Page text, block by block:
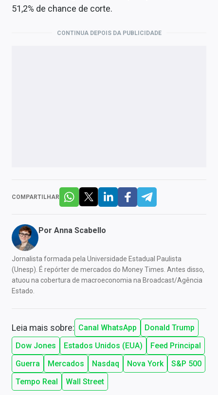
51,2% de chance de corte.
CONTINUA DEPOIS DA PUBLICIDADE
COMPARTILHAR
Por Anna Scabello
Jornalista formada pela Universidade Estadual Paulista
(Unesp). É repórter de mercados do Money Times. Antes disso,
atuou na cobertura de macroeconomia na Broadcast/Agência
Estado.
Leia mais sobre: Canal WhatsApp
Donald Trump
Dow Jones
Estados Unidos (EUA)
Feed Principal
Guerra
Mercados Nasdaq Nova York
S&P 500
Tempo Real
Wall Street